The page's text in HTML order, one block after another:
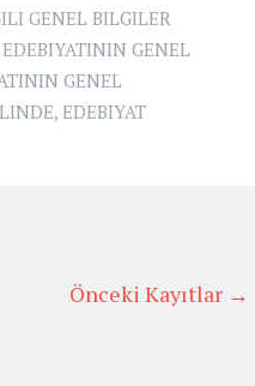
GENEL BILGILER
GENEL
GENEL
, EDEBIYAT
Önceki Kayıtlar →